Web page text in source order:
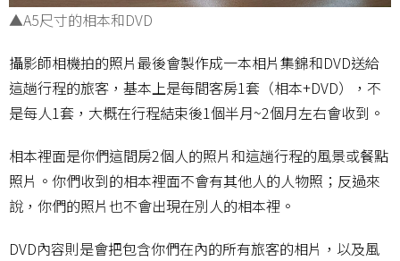
▲A5尺寸的相本和DVD
攝影師相機拍的照片最後會製作成一本相片集錦和DVD送給
這趟行程的旅客，基本上是每間客房1套（相本+DVD），不
是每人1套，大概在行程結束後1個半月~2個月左右會收到。
相本裡面是你們這間房2個人的照片和這趟行程的風景或餐點
照片。你們收到的相本裡面不會有其他人的人物照；反過來
說，你們的照片也不會出現在別人的相本裡。
DVD內容則是會把包含你們在內的所有旅客的相片，以及風